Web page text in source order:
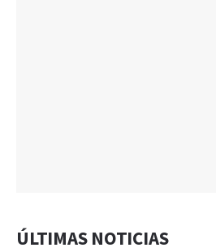
ÚLTIMAS NOTICIAS